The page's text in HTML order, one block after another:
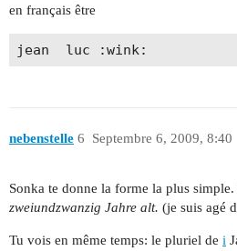
en français être
nebenstelle Septembre 6, 2009, 8:40
6
Sonka te donne la forme la plus
zweiundzwanzig Jahre alt. (je suis agé
Tu vois en même temps: le pluriel de i